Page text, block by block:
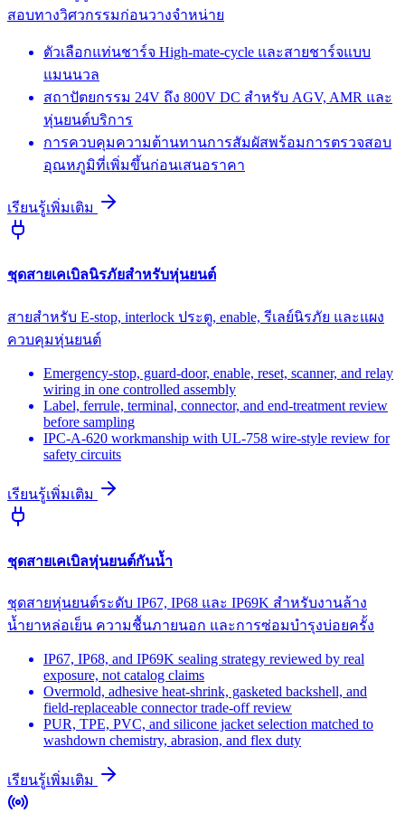
สอบทางวิศวกรรมก่อนวางจำหน่าย
ตัวเลือกแท่นชาร์จ High-mate-cycle และสายชาร์จแบบ
แมนนวล
สถาปัตยกรรม 24V ถึง 800V DC สำหรับ AGV, AMR และ
หุ่นยนต์บริการ
การควบคุมความต้านทานการสัมผัสพร้อมการตรวจสอบ
อุณหภูมิที่เพิ่มขึ้นก่อนเสนอราคา
เรียนรู้เพิ่มเติม
ชุดสายเคเบิลนิรภัยสำหรับหุ่นยนต์
สายสำหรับ E-stop, interlock ประตู, enable, รีเลย์นิรภัย และแผง
ควบคุมหุ่นยนต์
Emergency-stop, guard-door, enable, reset, scanner, and relay
wiring in one controlled assembly
Label, ferrule, terminal, connector, and end-treatment review
before sampling
IPC-A-620 workmanship with UL-758 wire-style review for
safety circuits
เรียนรู้เพิ่มเติม
ชุดสายเคเบิลหุ่นยนต์กันน้ำ
ชุดสายหุ่นยนต์ระดับ IP67, IP68 และ IP69K สำหรับงานล้าง
น้ำยาหล่อเย็น ความชื้นภายนอก และการซ่อมบำรุงบ่อยครั้ง
IP67, IP68, and IP69K sealing strategy reviewed by real
exposure, not catalog claims
Overmold, adhesive heat-shrink, gasketed backshell, and
field-replaceable connector trade-off review
PUR, TPE, PVC, and silicone jacket selection matched to
washdown chemistry, abrasion, and flex duty
เรียนรู้เพิ่มเติม